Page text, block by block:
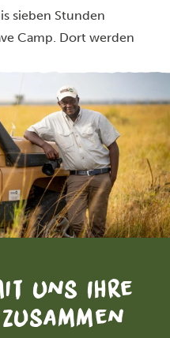
sieben Stunden
Camp. Dort werden
uns Ihre